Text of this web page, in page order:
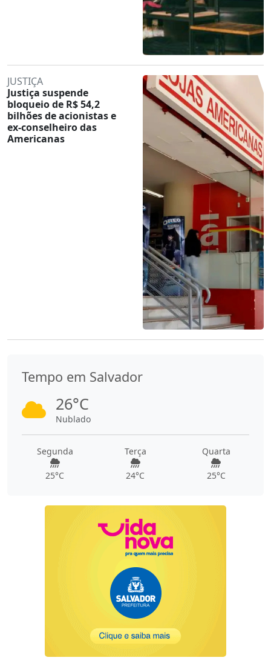
JUSTIÇA
Justiça suspende
bloqueio de R$ 54,2
bilhões de acionistas e
ex-conselheiro das
Americanas
Tempo em Salvador
26°C
Nublado
Segunda
25°C
Terça
24°C
Quarta
25°C